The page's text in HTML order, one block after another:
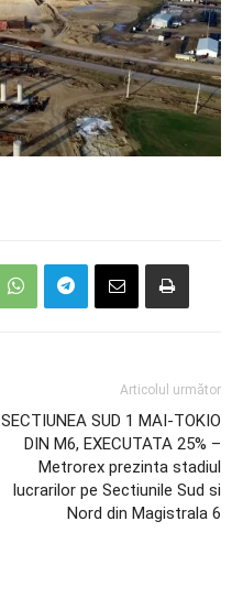
Articolul următor
SECTIUNEA SUD 1 MAI-TOKIO
DIN M6, EXECUTATA 25% –
Metrorex prezinta stadiul
lucrarilor pe Sectiunile Sud si
Nord din Magistrala 6